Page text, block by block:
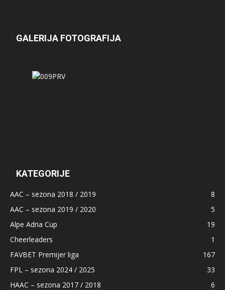
GALERIJA FOTOGRAFIJA
KATEGORIJE
AAC – sezona 2018 / 2019
8
AAC – sezona 2019 / 2020
5
Alpe Adria Cup
19
Cheerleaders
1
FAVBET Premijer liga
167
FPL – sezona 2024 / 2025
33
HAAC – sezona 2017 / 2018
6